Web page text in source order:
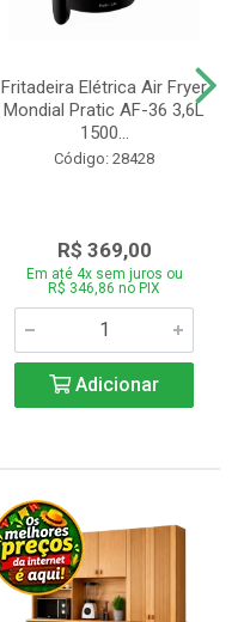
Fritadeira Elétrica Air Fryer
Mondial Pratic AF-36 3,6L
1500...
Código: 28428
R$ 369,00
Em até 4x sem juros ou
R$ 346,86 no PIX
Adicionar